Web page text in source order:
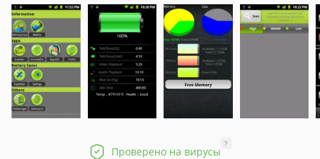
Проверено на вирусы
?